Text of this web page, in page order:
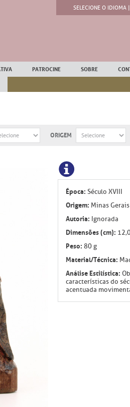
SELECIONE O IDIOMA
PATROCINE SOBRE
ORIGEM
Época: Século XVIII
Origem: Minas Gerais
Autoria: Ignorada
Dimensões (cm):
Peso: 80 g
Material/Técnica:
Análise Estilística:
características do
acentuada